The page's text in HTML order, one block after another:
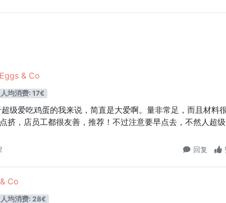
Eggs & Co
人均消费: 17€
级爱吃鸡蛋的我来说，简直是大爱啊。量非常足，而且材料
挤，店员工都很友善，推荐！不过注意要早点去，不然人超级
回复
Co
人均消费: 28€